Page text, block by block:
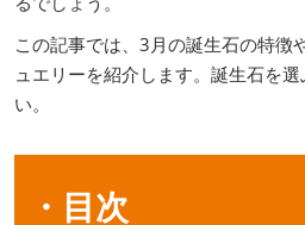
この記事では、3月の誕生石の特徴
ュエリーを紹介します。誕生石を
い。
・目次